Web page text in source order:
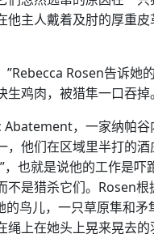
他主人戴着及肘的厚重
”Rebecca Rosen告诉她
鸡肉，被猎隼一口吞掉。
，一家纳帕谷
，他们在区域里半打的
，也就是说他的工作是吓
不是猎杀它们。Rosen根
鸟儿，一只草原隼和矛
绳上在她头上晃来晃去